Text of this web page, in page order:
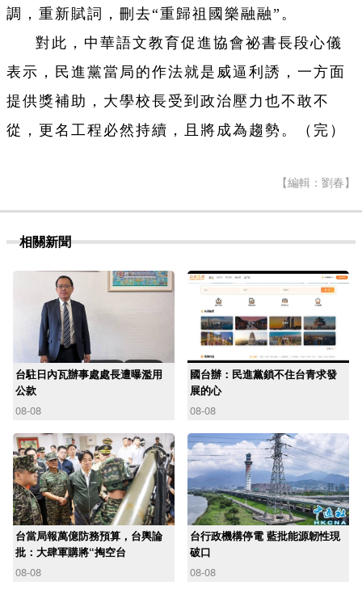
調，重新賦詞，刪去“重歸祖國樂融融”。
對此，中華語文教育促進協會祕書長段心儀
表示，民進黨當局的作法就是威逼利誘，一方面
提供獎補助，大學校長受到政治壓力也不敢不
從，更名工程必然持續，且將成為趨勢。（完）
【編輯：劉春】
相關新聞
台駐日內瓦辦事處處長遭曝濫用
公款
08-08
國台辦：民進黨鎖不住台青求發
展的心
08-08
台當局報萬億防務預算，台輿論
批：大肆軍購將“掏空台
08-08
台行政機構停電 藍批能源韌性現
破口
08-08